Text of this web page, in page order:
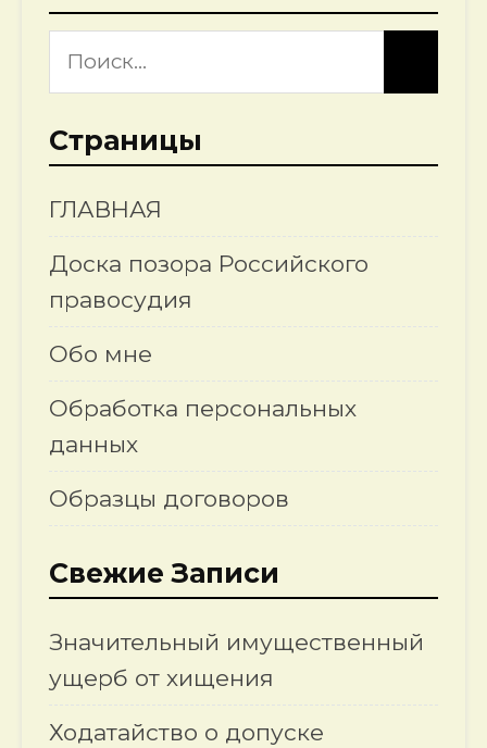
Страницы
ГЛАВНАЯ
Доска позора Российского
правосудия
Обо мне
Обработка персональных
данных
Образцы договоров
Свежие Записи
Значительный имущественный
ущерб от хищения
Ходатайство о допуске